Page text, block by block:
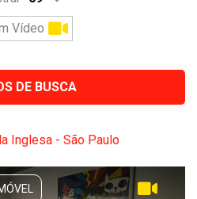
Vídeo
DE BUSCA
Inglesa - São Paulo